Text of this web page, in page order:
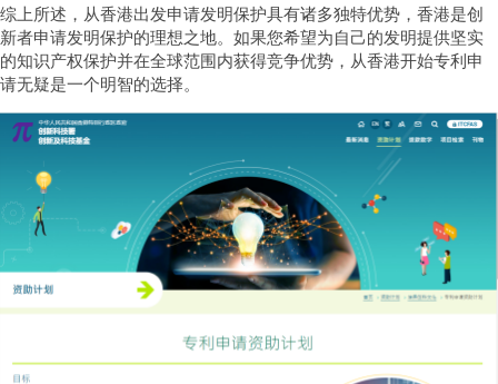
综上所述，从香港出发申请发明保护具有诸多独特优势，香港是创
新者申请发明保护的理想之地。如果您希望为自己的发明提供坚实
的知识产权保护并在全球范围内获得竞争优势，从香港开始专利申
请无疑是一个明智的选择。